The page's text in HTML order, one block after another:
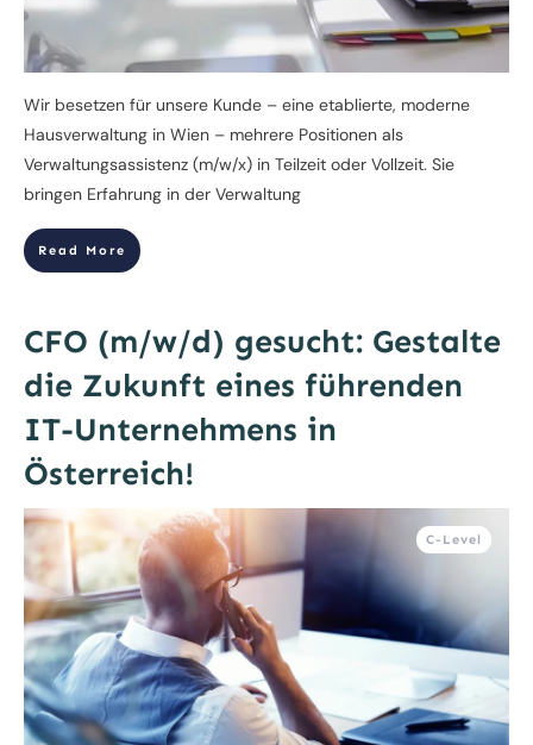
Wir besetzen für unsere Kunde – eine etablierte, moderne
Hausverwaltung in Wien – mehrere Positionen als
Verwaltungsassistenz (m/w/x) in Teilzeit oder Vollzeit. Sie
bringen Erfahrung in der Verwaltung
Read More
CFO (m/w/d) gesucht: Gestalte
die Zukunft eines führenden
IT-Unternehmens in
Österreich!
C-Level